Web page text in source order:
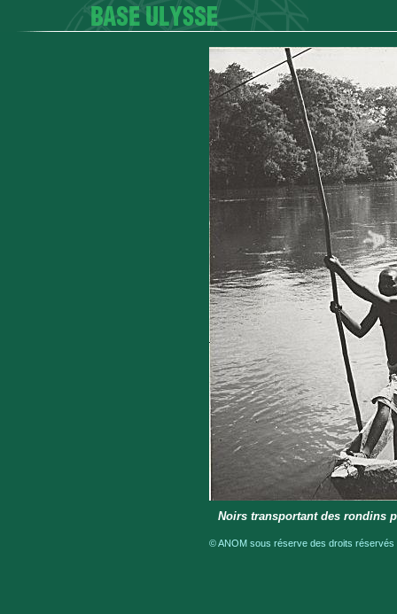
Noirs transportant des rondins
© ANOM sous réserve des droits